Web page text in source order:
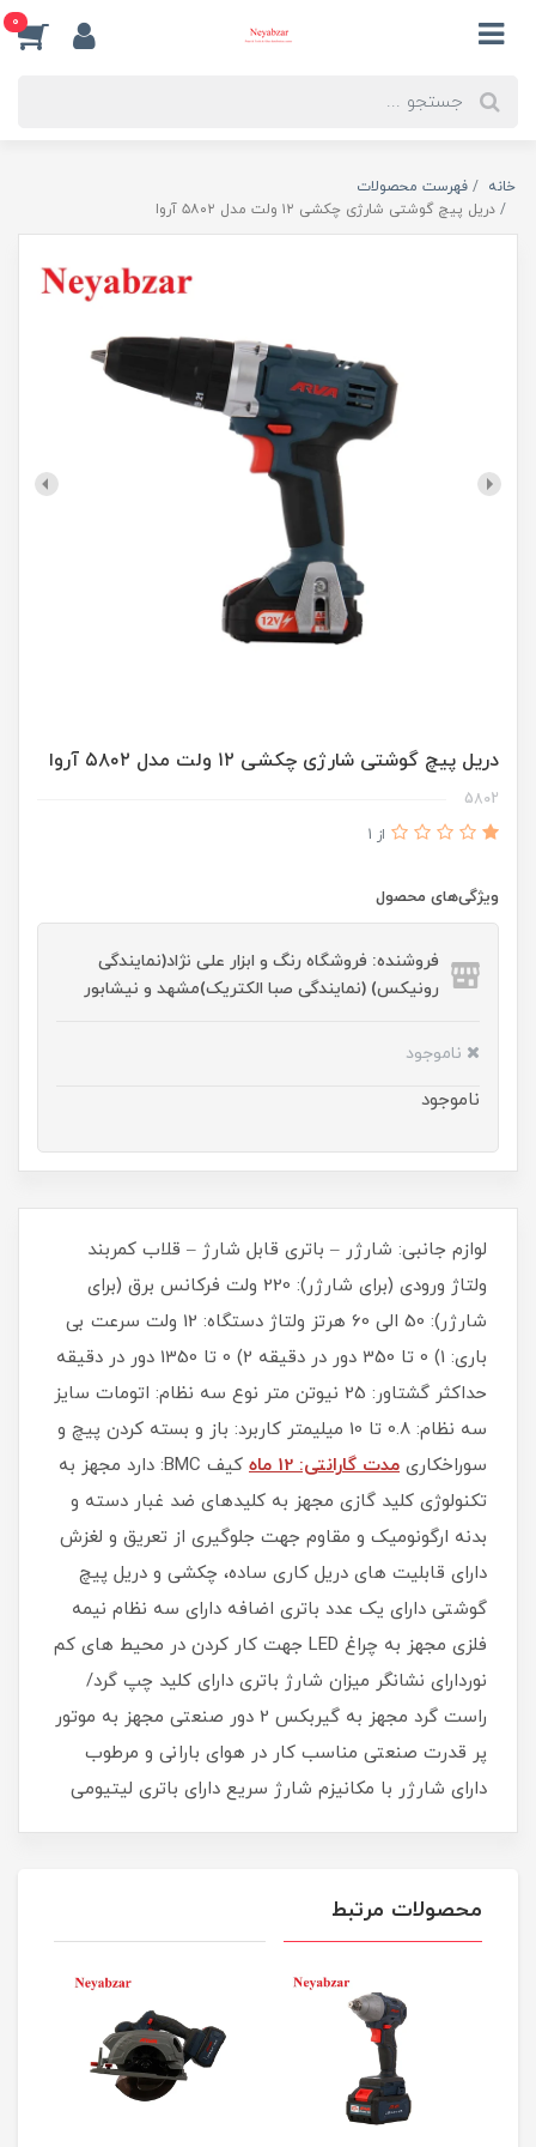
0
خانه
فهرست محصولات
دریل پیچ گوشتی شارژی چکشی ۱۲ ولت مدل ۵۸۰۲ آروا
دریل پیچ گوشتی شارژی چکشی ۱۲ ولت مدل ۵۸۰۲ آروا
5802
از 1
ویژگی‌های محصول
فروشنده: فروشگاه رنگ و ابزار علی نژاد(نمایندگی
رونیکس) (نمایندگی صبا الکتریک)مشهد و نیشابور
ناموجود
ناموجود
لوازم جانبی: شارژر – باتری قابل شارژ – قلاب کمربند
ولتاژ ورودی (برای شارژر): 220 ولت فرکانس برق (برای
شارژر): 50 الی 60 هرتز ولتاژ دستگاه: 12 ولت سرعت بی
باری: 1) 0 تا 350 دور در دقیقه 2) 0 تا 1350 دور در دقیقه
حداکثر گشتاور: 25 نیوتن متر نوع سه نظام: اتومات سایز
سه نظام: 0.8 تا 10 میلیمتر کاربرد: باز و بسته کردن پیچ و
سوراخکاری مدت گارانتی: 12 ماه
کیف BMC: دارد مجهز به
تکنولوژی کلید گازی مجهز به کلیدهای ضد غبار دسته و
بدنه ارگونومیک و مقاوم جهت جلوگیری از تعریق و لغزش
دارای قابلیت های دریل کاری ساده، چکشی و دریل پیچ
گوشتی دارای یک عدد باتری اضافه دارای سه نظام نیمه
فلزی مجهز به چراغ LED جهت کار کردن در محیط های کم
نوردارای نشانگر میزان شارژ باتری دارای کلید چپ گرد/
راست گرد مجهز به گیربکس 2 دور صنعتی مجهز به موتور
پر قدرت صنعتی مناسب کار در هوای بارانی و مرطوب
دارای شارژر با مکانیزم شارژ سریع دارای باتری لیتیومی
محصولات مرتبط